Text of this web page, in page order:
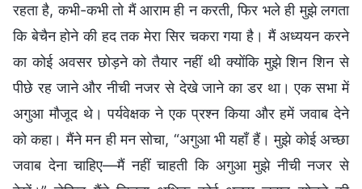
रहता है, कभी-कभी तो मैं आराम ही न करती, फिर भले ही मुझे लगता
कि बेचैन होने की हद तक मेरा सिर चकरा गया है। मैं अध्ययन करने
का कोई अवसर छोड़ने को तैयार नहीं थी क्योंकि मुझे शिन शिन से
पीछे रह जाने और नीची नजर से देखे जाने का डर था। एक सभा में
अगुआ मौजूद थे। पर्यवेक्षक ने एक प्रश्न किया और हमें जवाब देने
को कहा। मैंने मन ही मन सोचा, “अगुआ भी यहाँ हैं। मुझे कोई अच्छा
जवाब देना चाहिए—मैं नहीं चाहती कि अगुआ मुझे नीची नजर से